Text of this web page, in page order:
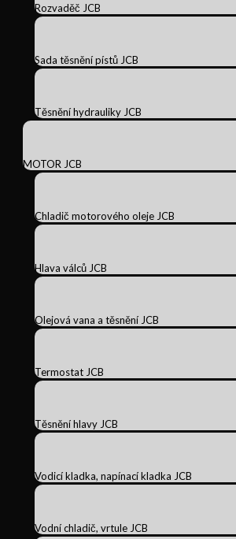
Rozvaděč JCB
Sada těsnění pístů JCB
Těsnění hydrauliky JCB
MOTOR JCB
Chladič motorového oleje JCB
Hlava válců JCB
Olejová vana a těsnění JCB
Termostat JCB
Těsnění hlavy JCB
Vodicí kladka, napínací kladka JCB
Vodní chladič, vrtule JCB